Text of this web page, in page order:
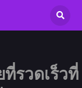
รวดเร็วที่